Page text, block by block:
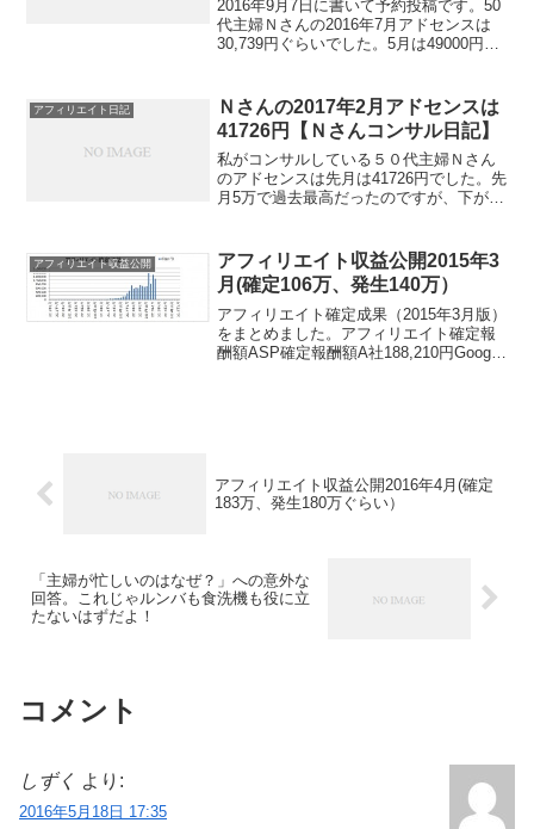
2016年9月7日に書いて予約投稿です。50
代主婦Ｎさんの2016年7月アドセンスは
30,739円ぐらいでした。5月は49000円、
ケイケです。いや、イケ...
アフィリエイト日記
Ｎさんの2017年2月アドセンスは
41726円【Ｎさんコンサル日記】
私がコンサルしている５０代主婦Ｎさん
のアドセンスは先月は41726円でした。先
月5万で過去最高だったのですが、下がり
したので、同じ手法で作っているＮさん
のブログも下がっ...
アフィリエイト収益公開
アフィリエイト収益公開2015年3
月(確定106万、発生140万）
アフィリエイト確定成果（2015年3月版）
をまとめました。アフィリエイト確定報
酬額ASP確定報酬額A社188,210円Google
アフィリエイト収益公開2016年4月(確定
183万、発生180万ぐらい）
「主婦が忙しいのはなぜ？」への意外な
回答。これじゃルンバも食洗機も役に立
たないはずだよ！
コメント
しずく より:
2016年5月18日 17:35